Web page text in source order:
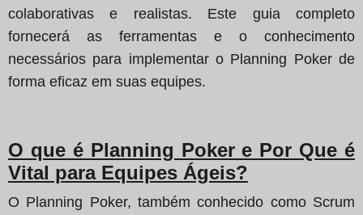
colaborativas e realistas. Este guia completo
fornecerá as ferramentas e o conhecimento
necessários para implementar o Planning Poker de
forma eficaz em suas equipes.
O que é Planning Poker e Por Que é
Vital para Equipes Ágeis?
O Planning Poker, também conhecido como Scrum